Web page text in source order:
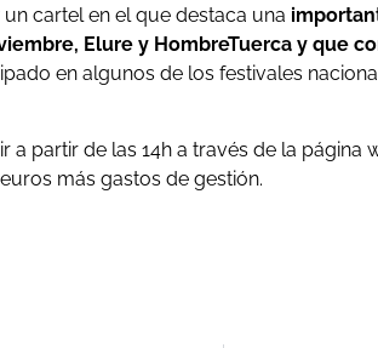
cartel en el que destaca una
Elure y HombreTuerca y que
en algunos de los festivales
a partir de las 14h a través de la página
más gastos de gestión.